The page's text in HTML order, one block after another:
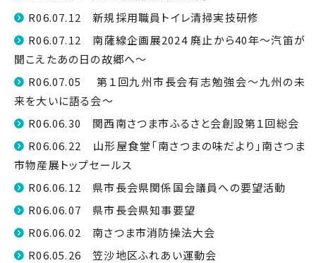
R06.07.12 新規採用職員トイレ清掃実技研修
R06.07.12 南薩線企画展2024 廃止から40年～汽笛が
聞こえたあの日の故郷へ～
R06.07.05 第１回九州市長会有志勉強会～九州の未
来を大いに語る会～
R06.06.30 関西南さつま市ふるさと会創設第１回総会
R06.06.22 山形屋食堂「南さつまの味だより」南さつま
市物産展トップセールス
R06.06.12 県市長会県関係国会議員への要望活動
R06.06.07 県市長会県知事要望
R06.06.02 南さつま市消防操法大会
R06.05.26 笠沙地区ふれあい運動会